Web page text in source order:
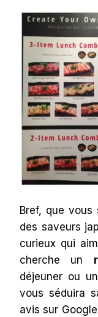
Bref, que
des saveurs
curieux qui
cherche un
déjeuner ou
vous séduira
avis sur